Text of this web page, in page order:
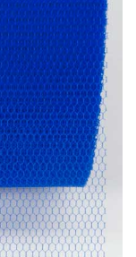
Toevoegen
aan
wenslijst